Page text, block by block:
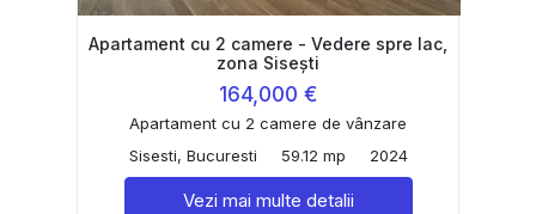
Apartament cu 2 camere - Vedere spre lac,
zona Sisești
164,000 €
Apartament cu 2 camere de vânzare
Sisesti, Bucuresti
59.12 mp 2024
Vezi mai multe detalii